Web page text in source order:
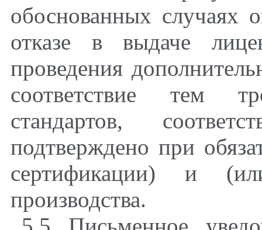
обоснованных случаях
отказе в выдаче
проведения
соответствие тем
стандартов,
подтверждено при
сертификации) и
производства.